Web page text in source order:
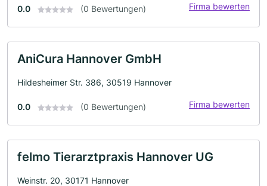
0.0 (0 Bewertungen) Firma bewerten
AniCura Hannover GmbH
Hildesheimer Str. 386, 30519 Hannover
0.0 (0 Bewertungen) Firma bewerten
felmo Tierarztpraxis Hannover UG
Weinstr. 20, 30171 Hannover